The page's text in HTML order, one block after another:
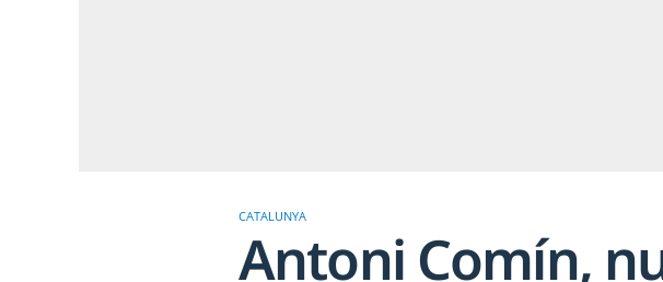
CATALUNYA
Antoni Comín,